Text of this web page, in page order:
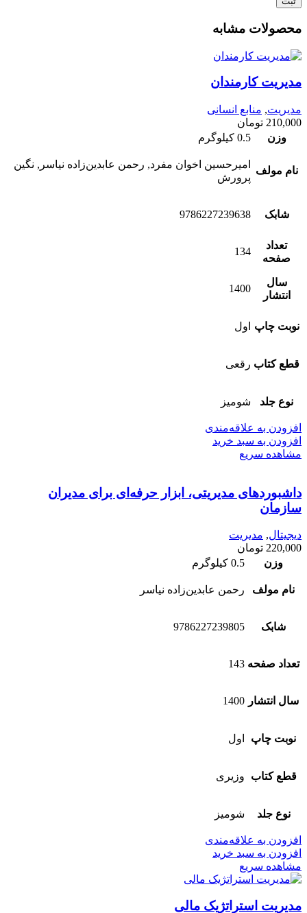
محصولات مشابه
مدیریت کارمندان
مدیریت, منابع انسانی
210,000 تومان
وزن
0.5 کیلوگرم
نام مولف
امیرحسین اخوان مفرد, رحمن عابدین‌زاده نیاسر, نگین
پرورش
شابک 9786227239638
تعداد
صفحه
134
سال
انتشار
1400
نوبت چاپ اول
قطع کتاب رقعی
نوع جلد شومیز
افزودن به علاقه‌مندی
افزودن به سبد خرید
مشاهده سریع
داشبورد‌های مدیریتی، ابزار حرفه‌‌ای برای مدیران
سازمان
دیجیتال, مدیریت
220,000 تومان
وزن
0.5 کیلوگرم
نام مولف رحمن عابدین‌زاده نیاسر
شابک 9786227239805
تعداد صفحه 143
سال انتشار 1400
نوبت چاپ اول
قطع کتاب وزیری
نوع جلد شومیز
افزودن به علاقه‌مندی
افزودن به سبد خرید
مشاهده سریع
مدیریت استراتژیک مالی